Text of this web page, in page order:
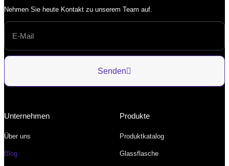
Nehmen Sie heute Kontakt zu unserem Team auf.
Senden
Unternehmen
Über uns
Blog
Produkte
Produktkatalog
Glassflasche